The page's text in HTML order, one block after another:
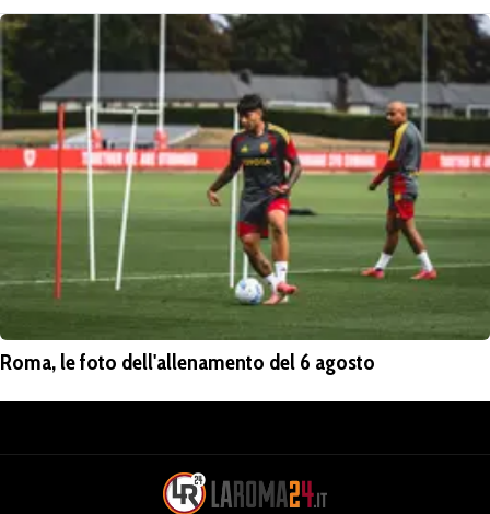
Roma, le foto dell'allenamento del 6 agosto